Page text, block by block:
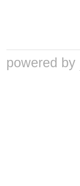
powered by